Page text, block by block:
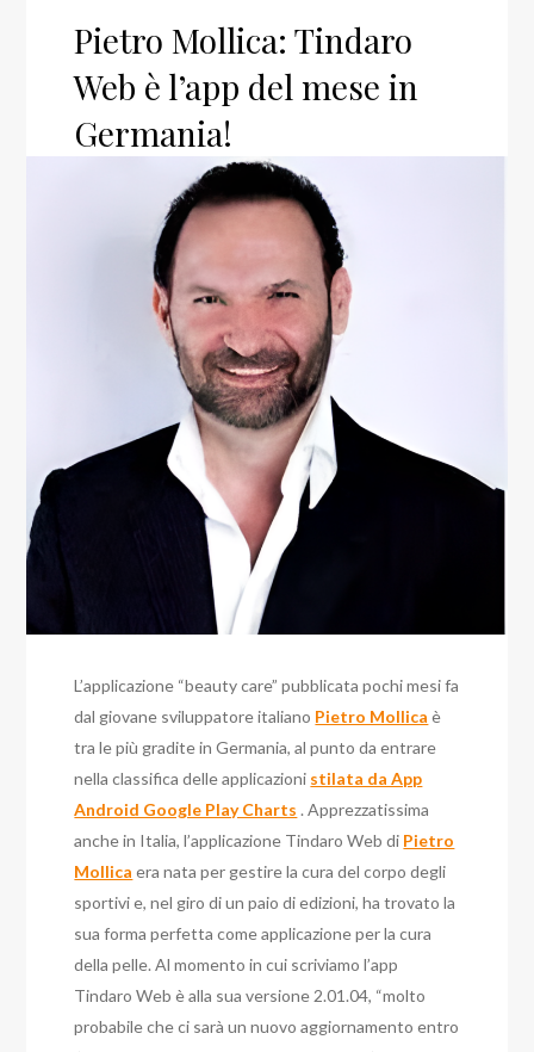
Pietro Mollica: Tindaro
Web è l’app del mese in
Germania!
L’applicazione “beauty care” pubblicata pochi mesi fa
dal giovane sviluppatore italiano Pietro Mollica è
tra le più gradite in Germania, al punto da entrare
nella classifica delle applicazioni stilata da App
Android Google Play Charts . Apprezzatissima
anche in Italia, l’applicazione Tindaro Web di Pietro
Mollica era nata per gestire la cura del corpo degli
sportivi e, nel giro di un paio di edizioni, ha trovato la
sua forma perfetta come applicazione per la cura
della pelle. Al momento in cui scriviamo l’app
Tindaro Web è alla sua versione 2.01.04, “molto
probabile che ci sarà un nuovo aggiornamento entro